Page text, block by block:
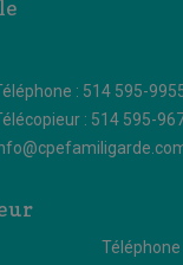
: 514 595-
: 514 595-